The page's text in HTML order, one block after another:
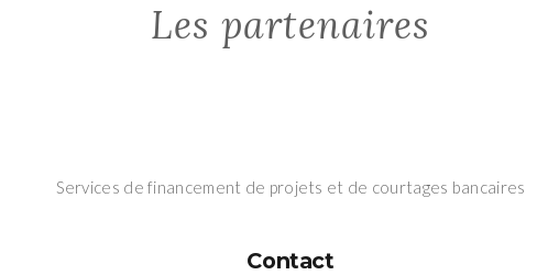
Les partenaires
Services de financement de projets et de courtages bancaires
Contact